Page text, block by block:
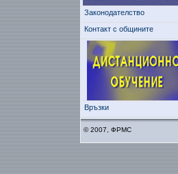
Законодателство
Контакт с общините
Връзки
© 2007, ФРМС